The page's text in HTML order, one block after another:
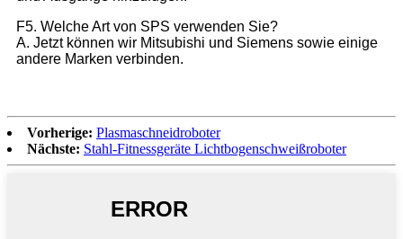
F5. Welche Art von SPS verwenden Sie?
A. Jetzt können wir Mitsubishi und Siemens sowie einige
andere Marken verbinden.
Vorherige: Plasmaschneidroboter
Nächste: Stahl-Fitnessgeräte Lichtbogenschweißroboter